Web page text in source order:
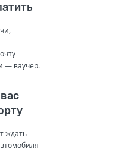
— ваучер.
ждать